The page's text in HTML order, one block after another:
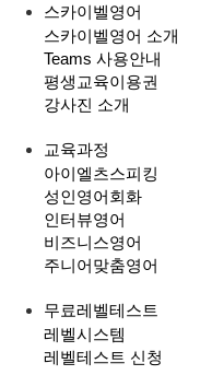
스카이벨영어
스카이벨영어 소개
Teams 사용안내
평생교육이용권
강사진 소개
교육과정
아이엘츠스피킹
성인영어회화
인터뷰영어
비즈니스영어
주니어맞춤영어
무료레벨테스트
레벨시스템
레벨테스트 신청